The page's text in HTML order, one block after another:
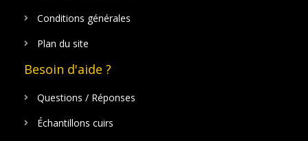
Conditions générales
Plan du site
Besoin d'aide ?
Questions / Réponses
Échantillons cuirs